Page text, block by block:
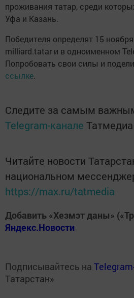
проживания татар, среди
Уфа и Казань.
Победителя определят 15
milliard.tatar и в одноименном
Попробовать свои силы и
ссылке.
Следите за самым
Telegram-канале Татмедиа
Читайте новости
национальном
https://max.ru/tatmedia
Добавить «Хезмэт даны»
Яндекс.Новости
Подписывайтесь на
Татарстан»